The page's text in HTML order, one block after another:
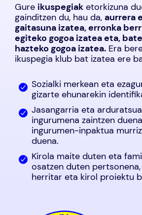
Gure ikuspegiak etorkizuna
gainditzen du, hau da, aurrera
gaitasuna izatea, erronka
egiteko gogoa izatea eta,
hazteko gogoa izatea. Era
ikuspegia klub bat izatea ere
Sozialki merkean eta
gizarte ehunarekin
Jasangarria eta
ingurumena zaintzen
ingurumen-inpaktua
duena.
Kirola maite duten eta
osatzen duten
herritar eta kirol proiektu